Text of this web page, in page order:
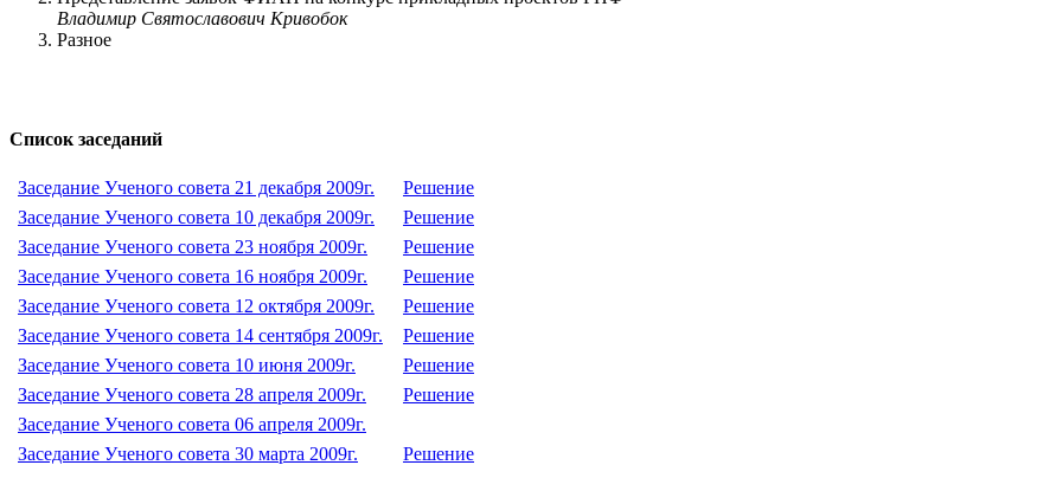
Владимир Святославович Кривобок
Разное
Список заседаний
Заседание Ученого совета 21 декабря 2009г.
Решение
Заседание Ученого совета 10 декабря 2009г.
Решение
Заседание Ученого совета 23 ноября 2009г.
Решение
Заседание Ученого совета 16 ноября 2009г.
Решение
Заседание Ученого совета 12 октября 2009г.
Решение
Заседание Ученого совета 14 сентября 2009г.
Решение
Заседание Ученого совета 10 июня 2009г.
Решение
Заседание Ученого совета 28 апреля 2009г.
Решение
Заседание Ученого совета 06 апреля 2009г.
Заседание Ученого совета 30 марта 2009г.
Решение